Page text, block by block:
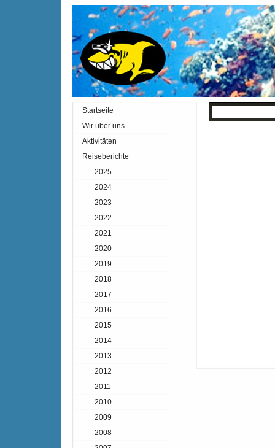
Startseite
Wir über uns
Aktivitäten
Reiseberichte
2025
2024
2023
2022
2021
2020
2019
2018
2017
2016
2015
2014
2013
2012
2011
2010
2009
2008